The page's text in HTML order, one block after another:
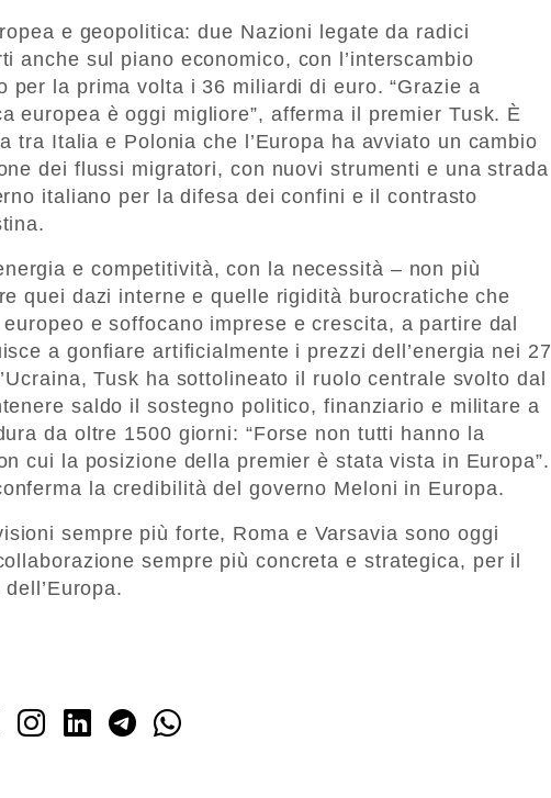
e geopolitica: due Nazioni legate da radici
anche sul piano economico, con l’interscambio
per la prima volta i 36 miliardi di euro. “Grazie a
europea è oggi migliore”, afferma il premier Tusk. È
tra Italia e Polonia che l’Europa ha avviato un cambio
dei flussi migratori, con nuovi strumenti e una strada
italiano per la difesa dei confini e il contrasto
e competitività, con la necessità – non più
quei dazi interne e quelle rigidità burocratiche che
e soffocano imprese e crescita, a partire dal
a gonfiare artificialmente i prezzi dell’energia nei 27
Tusk ha sottolineato il ruolo centrale svolto dal
saldo il sostegno politico, finanziario e militare a
da oltre 1500 giorni: “Forse non tutti hanno la
cui la posizione della premier è stata vista in Europa”.
la credibilità del governo Meloni in Europa.
sempre più forte, Roma e Varsavia sono oggi
sempre più concreta e strategica, per il